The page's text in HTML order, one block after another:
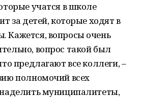
учатся в школе
за детей, которые ходят в
Кажется, вопросы очень
вопрос такой был
предлагают все коллеги, –
полномочий всех
наделить муниципалитеты,